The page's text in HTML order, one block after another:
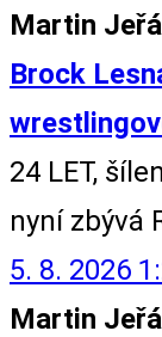
Martin
Brock
24 LET,
nyní zbývá
5. 8. 2026
Martin